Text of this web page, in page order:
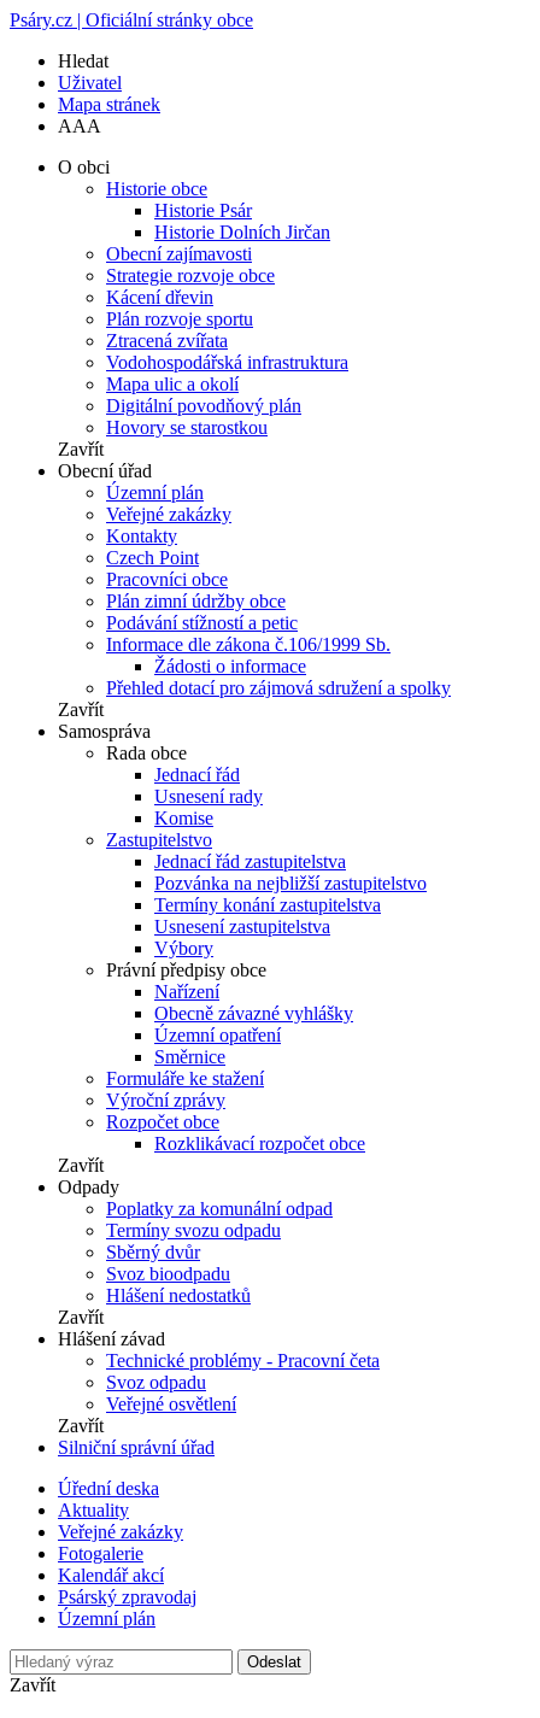
Psáry.cz | Oficiální stránky obce
Hledat
Uživatel
Mapa stránek
AAA
O obci
Historie obce
Historie Psár
Historie Dolních Jirčan
Obecní zajímavosti
Strategie rozvoje obce
Kácení dřevin
Plán rozvoje sportu
Ztracená zvířata
Vodohospodářská infrastruktura
Mapa ulic a okolí
Digitální povodňový plán
Hovory se starostkou
Zavřít
Obecní úřad
Územní plán
Veřejné zakázky
Kontakty
Czech Point
Pracovníci obce
Plán zimní údržby obce
Podávání stížností a petic
Informace dle zákona č.106/1999 Sb.
Žádosti o informace
Přehled dotací pro zájmová sdružení a spolky
Zavřít
Samospráva
Rada obce
Jednací řád
Usnesení rady
Komise
Zastupitelstvo
Jednací řád zastupitelstva
Pozvánka na nejbližší zastupitelstvo
Termíny konání zastupitelstva
Usnesení zastupitelstva
Výbory
Právní předpisy obce
Nařízení
Obecně závazné vyhlášky
Územní opatření
Směrnice
Formuláře ke stažení
Výroční zprávy
Rozpočet obce
Rozklikávací rozpočet obce
Zavřít
Odpady
Poplatky za komunální odpad
Termíny svozu odpadu
Sběrný dvůr
Svoz bioodpadu
Hlášení nedostatků
Zavřít
Hlášení závad
Technické problémy - Pracovní četa
Svoz odpadu
Veřejné osvětlení
Zavřít
Silniční správní úřad
Úřední deska
Aktuality
Veřejné zakázky
Fotogalerie
Kalendář akcí
Psárský zpravodaj
Územní plán
Odeslat
Zavřít